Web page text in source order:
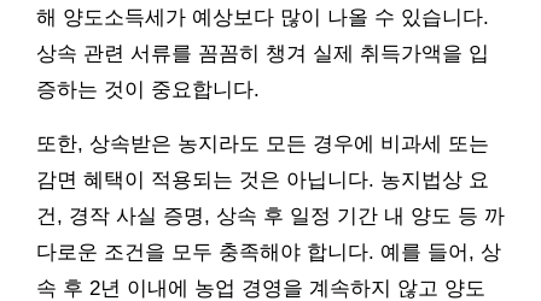
해 양도소득세가 예상보다 많이 나올 수 있습니다.
상속 관련 서류를 꼼꼼히 챙겨 실제 취득가액을 입
증하는 것이 중요합니다.
또한, 상속받은 농지라도 모든 경우에 비과세 또는
감면 혜택이 적용되는 것은 아닙니다. 농지법상 요
건, 경작 사실 증명, 상속 후 일정 기간 내 양도 등 까
다로운 조건을 모두 충족해야 합니다. 예를 들어, 상
속 후 2년 이내에 농업 경영을 계속하지 않고 양도